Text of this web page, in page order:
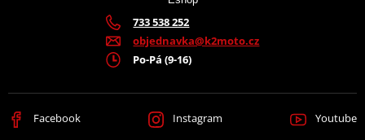
733 538 252
objednavka@k2moto.cz
Po-Pá (9-16)
Facebook Instagram Youtube